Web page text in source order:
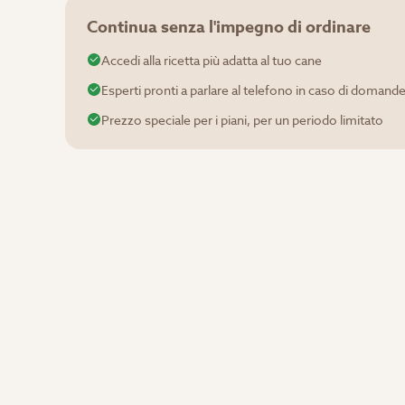
Continua senza l'impegno di ordinare
Accedi alla ricetta più adatta al tuo cane
Esperti pronti a parlare al telefono in caso di domande
Prezzo speciale per i piani, per un periodo limitato